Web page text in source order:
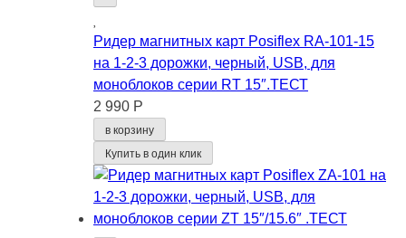
Ридер магнитных карт Posiflex RA-101-15
на 1-2-3 дорожки, черный, USB, для
моноблоков серии RT 15″.ТЕСТ
2 990 Р
в корзину
Купить в один клик